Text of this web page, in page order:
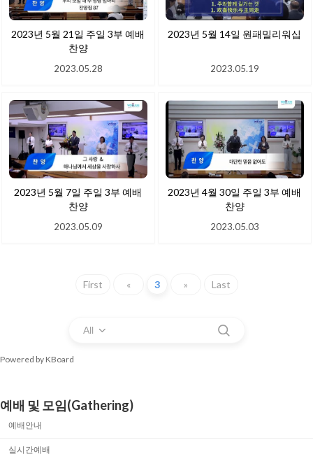
2023년 5월 21일 주일 3부 예배
찬양
2023.05.28
2023년 5월 14일 원패밀리워십
2023.05.19
2023년 5월 7일 주일 3부 예배
찬양
2023.05.09
2023년 4월 30일 주일 3부 예배
찬양
2023.05.03
First « 3 » Last
All
Powered by KBoard
예배 및 모임(Gathering)
예배안내
실시간예배